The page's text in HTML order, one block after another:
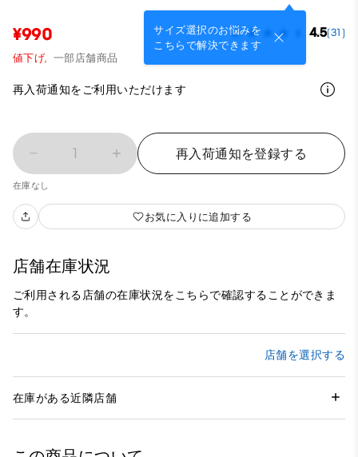
サイズ選択のお悩みを
こちらで解決できます
¥990 4.5(31)
値下げ, 一部店舗商品
再入荷通知をご利用いただけます
1 再入荷通知を登録する
在庫なし
お気に入りに追加する
店舗在庫状況
ご利用される店舗の在庫状況をこちらで確認することができま
す。
店舗を選択する
在庫がある近隣店舗